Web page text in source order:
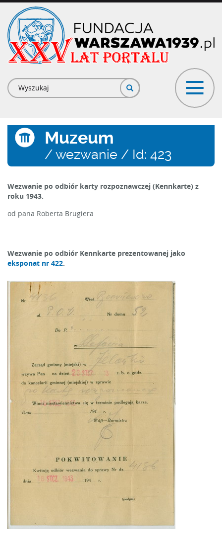
Przejdź
treści
Formularz
wyszukiwania
Muzeum
/ wezwanie / Id: 423
Wezwanie po odbiór karty rozpoznawczej (Kennkarte) z
roku 1943.
od pana Roberta Brugiera
Wezwanie po odbiór Kennkarte prezentowanej jako
eksponat nr 422.